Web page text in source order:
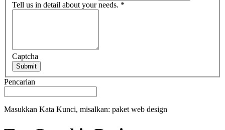
Tell us in detail about your needs. *
Captcha
Submit
Pencarian
Masukkan Kata Kunci, misalkan: paket web design